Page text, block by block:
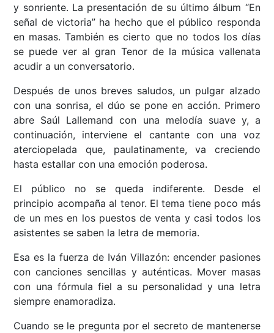
y sonriente. La presentación de su último álbum “En
señal de victoria” ha hecho que el público responda
en masas. También es cierto que no todos los días
se puede ver al gran Tenor de la música vallenata
acudir a un conversatorio.
Después de unos breves saludos, un pulgar alzado
con una sonrisa, el dúo se pone en acción. Primero
abre Saúl Lallemand con una melodía suave y, a
continuación, interviene el cantante con una voz
aterciopelada que, paulatinamente, va creciendo
hasta estallar con una emoción poderosa.
El público no se queda indiferente. Desde el
principio acompaña al tenor. El tema tiene poco más
de un mes en los puestos de venta y casi todos los
asistentes se saben la letra de memoria.
Esa es la fuerza de Iván Villazón: encender pasiones
con canciones sencillas y auténticas. Mover masas
con una fórmula fiel a su personalidad y una letra
siempre enamoradiza.
Cuando se le pregunta por el secreto de mantenerse